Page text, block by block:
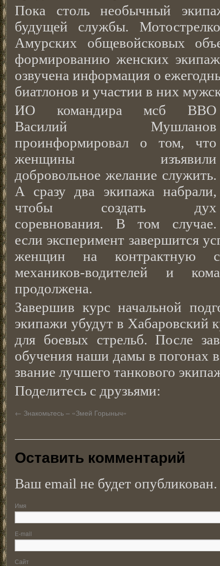
Пока столь необычный
будущей службы.
Амурских общевойсковых
формированию женских
озвучена информация о
биатлонов и участии в них
ИО командира мсб ВВО
Василий Мушланов
проинформировал о том, что
женщины изъявили
добровольное желание служить.
А сразу два экипажа набрали,
чтобы создать дух
соревнования. В том случае.
если эксперимент завершится
женщин на контрактную
механиков-водителей и
продолжена.
Завершив курс начальной
экипажи убудут в Хабаровский
для боевых стрельб. После
обучения наши дамы в погонах
звание лучшего танкового
Поделитесь с друзьями:
← Знакомьтесь – «Змей Горыныч»
Оставить комментарий
Ваш email не будет опубликован.
Имя
E-mail
Сайт